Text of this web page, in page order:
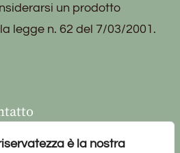
è la nostra
un prodotto
legge n. 62 del 7/03/2001.